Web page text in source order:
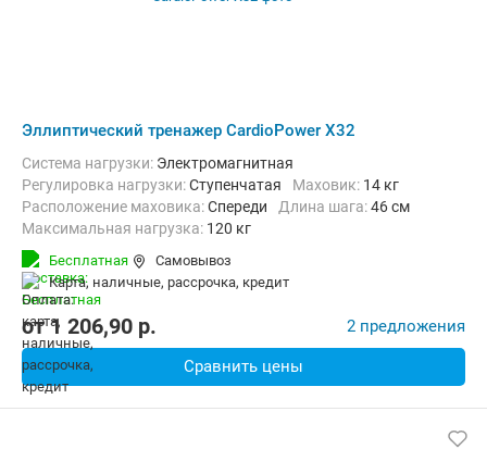
Эллиптический тренажер CardioPower X32
Система нагрузки: Электромагнитная
Регулировка нагрузки:Ступенчатая Маховик: 14 кг
Расположение маховика:Спереди Длина шага:46 см
Максимальная нагрузка: 120 кг
Бесплатная
Самовывоз
карта, наличные, рассрочка, кредит
от1 206,90 p. 2 предложения
Сравнить цены